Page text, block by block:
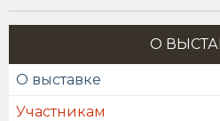
О
О выставке
Участникам